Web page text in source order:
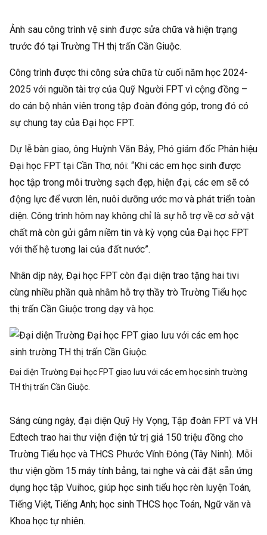
Ảnh sau công trình vệ sinh được sửa chữa và hiện trạng
trước đó tại Trường TH thị trấn Cần Giuộc.
Công trình được thi công sửa chữa từ cuối năm học 2024-
2025 với nguồn tài trợ của Quỹ Người FPT vì cộng đồng –
do cán bộ nhân viên trong tập đoàn đóng góp, trong đó có
sự chung tay của Đại học FPT.
Dự lễ bàn giao, ông Huỳnh Văn Bảy, Phó giám đốc Phân hiệu
Đại học FPT tại Cần Thơ, nói: “Khi các em học sinh được
học tập trong môi trường sạch đẹp, hiện đại, các em sẽ có
động lực để vươn lên, nuôi dưỡng ước mơ và phát triển toàn
diện. Công trình hôm nay không chỉ là sự hỗ trợ về cơ sở vật
chất mà còn gửi gắm niềm tin và kỳ vọng của Đại học FPT
với thế hệ tương lai của đất nước”.
Nhân dịp này, Đại học FPT còn đại diện trao tặng hai tivi
cùng nhiều phần quà nhằm hỗ trợ thầy trò Trường Tiểu học
thị trấn Cần Giuộc trong dạy và học.
Đại diện Trường Đại học FPT giao lưu với các em học sinh trường
TH thị trấn Cần Giuộc.
Sáng cùng ngày, đại diện Quỹ Hy Vọng, Tập đoàn FPT và VH
Edtech trao hai thư viện điện tử trị giá 150 triệu đồng cho
Trường Tiểu học và THCS Phước Vĩnh Đông (Tây Ninh). Mỗi
thư viện gồm 15 máy tính bảng, tai nghe và cài đặt sẵn ứng
dụng học tập Vuihoc, giúp học sinh tiểu học rèn luyện Toán,
Tiếng Việt, Tiếng Anh; học sinh THCS học Toán, Ngữ văn và
Khoa học tự nhiên.